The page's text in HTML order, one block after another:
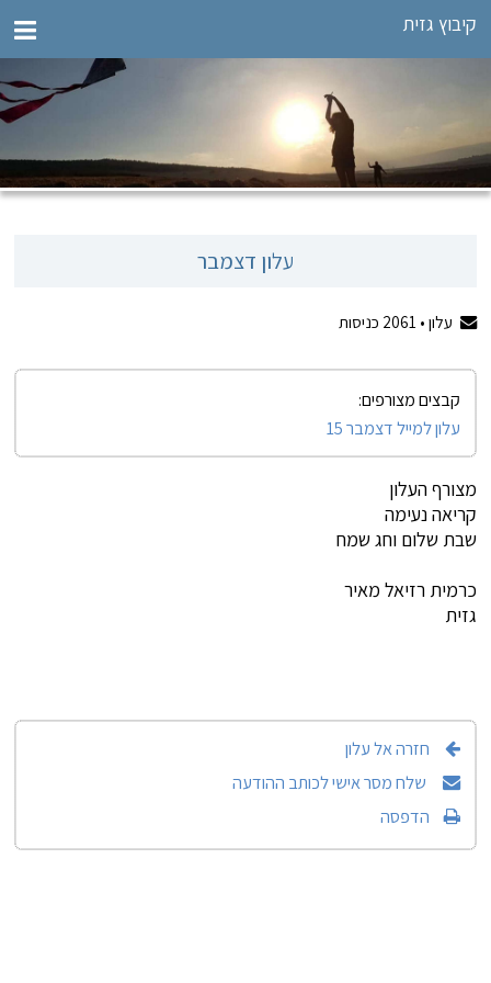
קיבוץ גזית
עלון דצמבר
עלון • 2061 כניסות
קבצים מצורפים:
עלון למייל דצמבר 15
מצורף העלון
קריאה נעימה
שבת שלום וחג שמח
כרמית רזיאל מאיר
גזית
חזרה אל עלון
שלח מסר אישי לכותב ההודעה
הדפסה